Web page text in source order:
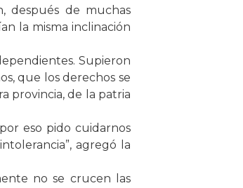
después de muchas
la misma inclinación
Supieron
que los derechos se
provincia, de la patria
eso pido cuidarnos
agregó la
no se crucen las